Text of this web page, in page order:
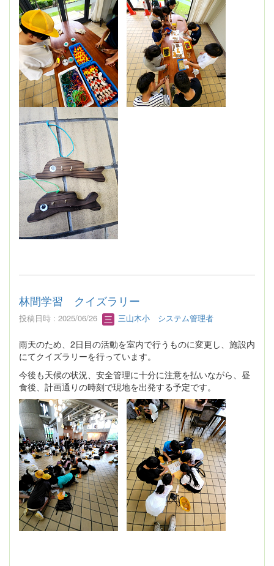
林間学習 クイズラリー
投稿日時 : 2025/06/26 三山木小 システム管理者
雨天のため、2日目の活動を室内で行うものに変更し、施設内
にてクイズラリーを行っています。
今後も天候の状況、安全管理に十分に注意を払いながら、昼
食後、計画通りの時刻で現地を出発する予定です。